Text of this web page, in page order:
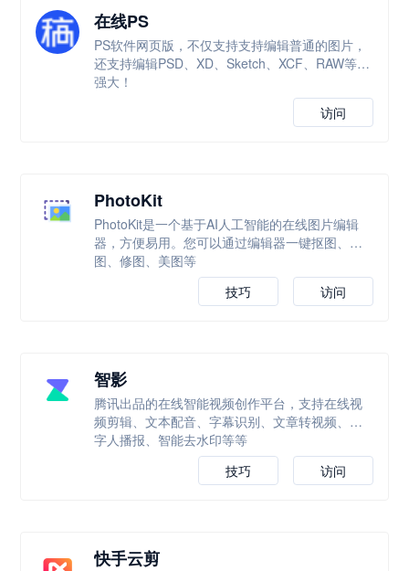
在线PS
PS软件网页版，不仅支持支持编辑普通的图片，
还支持编辑PSD、XD、Sketch、XCF、RAW等，
强大！
访问
PhotoKit
PhotoKit是一个基于AI人工智能的在线图片编辑
器，方便易用。您可以通过编辑器一键抠图、改
图、修图、美图等
访问
技巧
智影
腾讯出品的在线智能视频创作平台，支持在线视
频剪辑、文本配音、字幕识别、文章转视频、数
字人播报、智能去水印等等
访问
技巧
快手云剪